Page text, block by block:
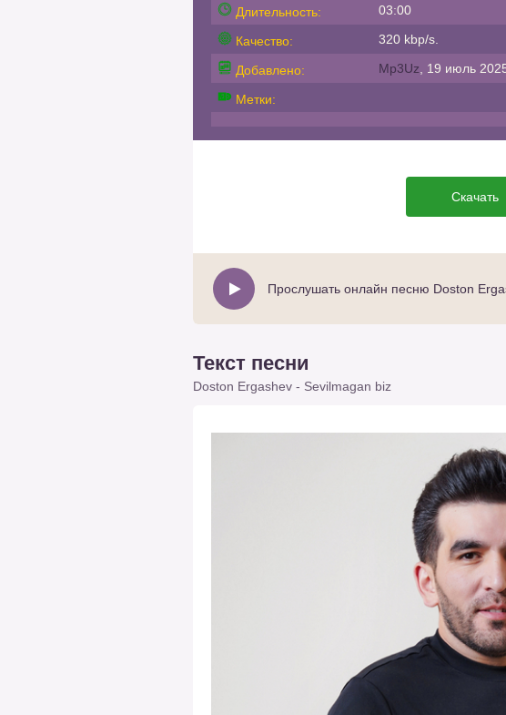
Длительность: 03:00
Качество: 320 kbp/s.
Добавлено: Mp3Uz , 19 июль
Метки:
Скачать
Прослушать онлайн песню Doston
Текст песни
Doston Ergashev - Sevilmagan biz